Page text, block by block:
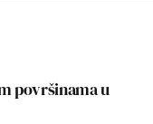
površinama u